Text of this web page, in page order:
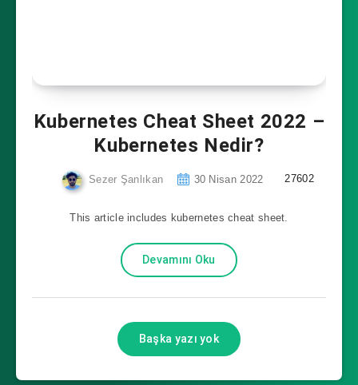
Kubernetes Cheat Sheet 2022 –
Kubernetes Nedir?
Sezer Şanlıkan 30 Nisan 2022 27602
This article includes kubernetes cheat sheet.
Devamını Oku
Başka yazı yok